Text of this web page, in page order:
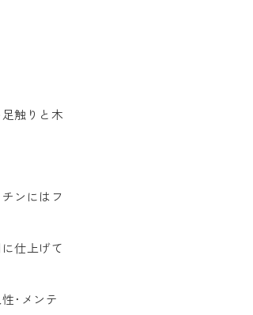
触りと木
ンにはフ
仕上げて
･メンテ